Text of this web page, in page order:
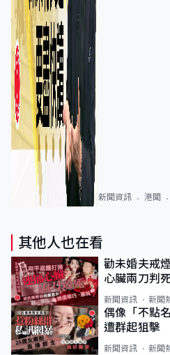
新聞資訊 港聞
其他人也在看
勸未婚夫戒
心臟兩刀判
新聞資訊 新聞
偶像「不點
遭群起狙擊
新聞資訊 新聞